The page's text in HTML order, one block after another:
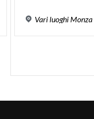
Variluoghi Monza